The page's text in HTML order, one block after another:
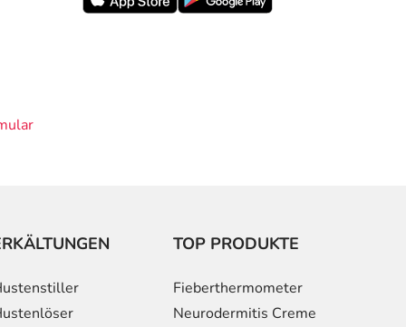
TOP PRODUKTE
Fieberthermometer
Neurodermitis Creme